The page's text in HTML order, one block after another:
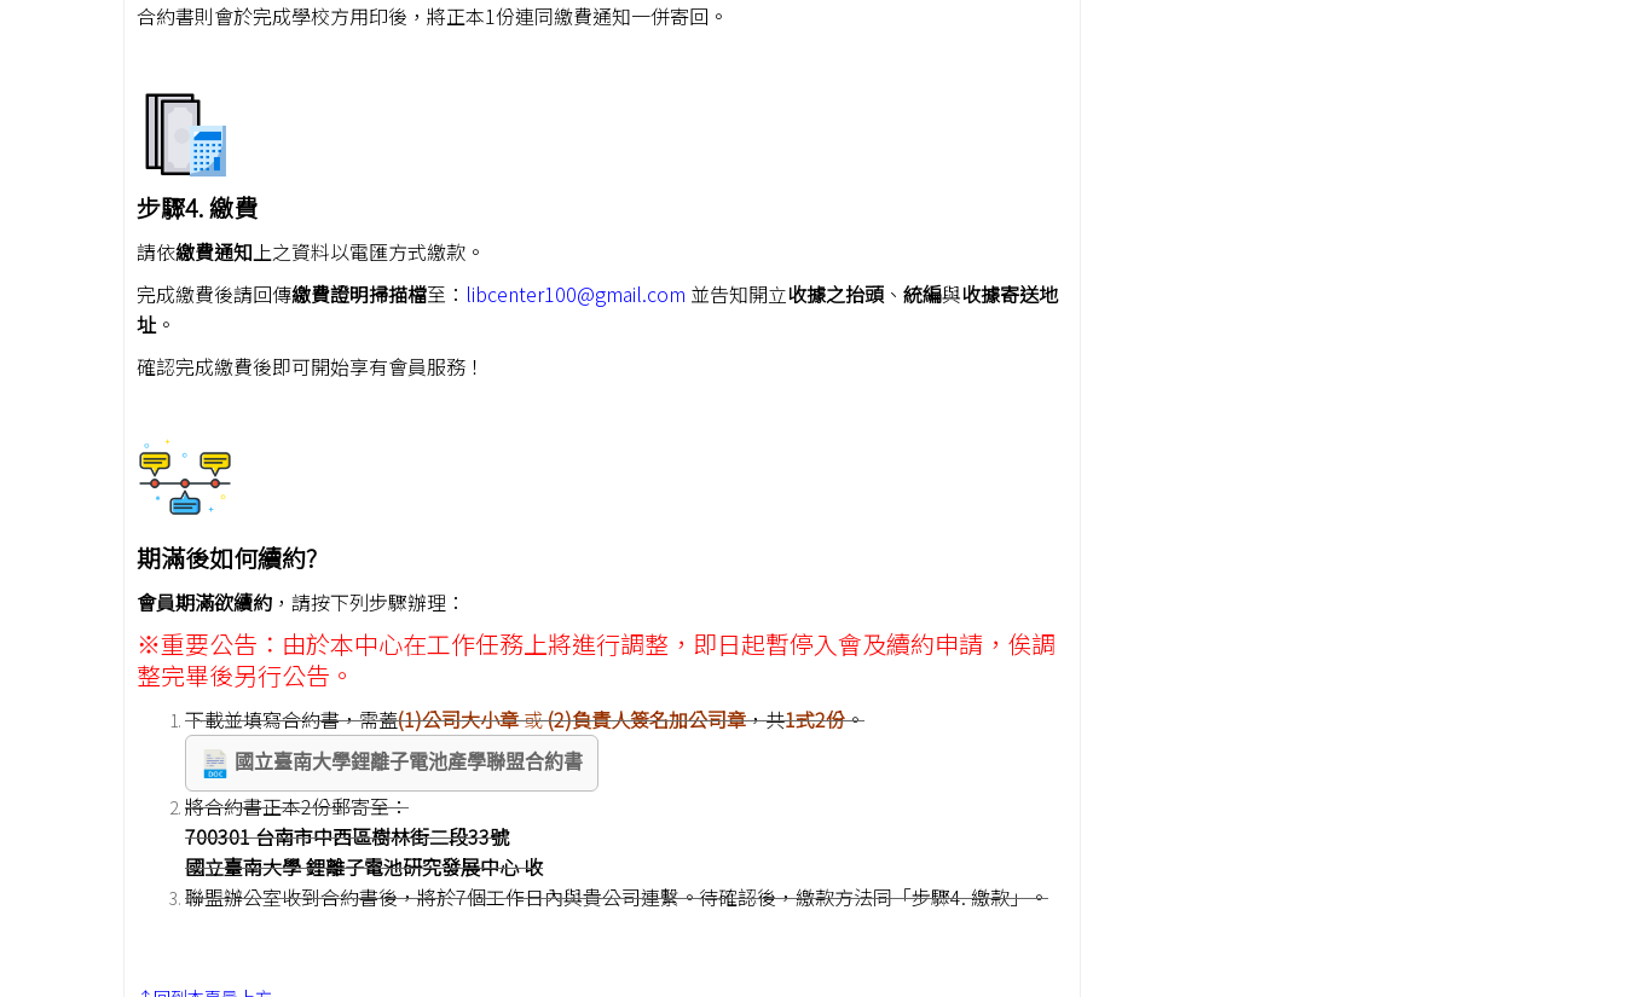
合約書則會於完成學校方用印後，將正本1份連同繳費通知一併寄回。
步驟4. 繳費
請依繳費通知上之資料以電匯方式繳款。
完成繳費後請回傳繳費證明掃描檔至： libcenter100@gmail.com 並告知開立收據之抬頭 、 統編與收據寄送地
址。
確認完成繳費後即可開始享有會員服務！
期滿後如何續約?
會員期滿欲續約 ，請按下列步驟辦理：
※重要公告：由於本中心在工作任務上將進行調整，即日起暫停入會及續約申請，俟調
整完畢後另行公告。
下載並填寫合約書，需蓋(1)公司大小章或(2)負責人簽名加公司章，共1式2份。
國立臺南大學鋰離子電池產學聯盟合約書
將合約書正本2份郵寄至：
700301 台南市中西區樹林街二段33號
國立臺南大學 鋰離子電池研究發展中心 收
聯盟辦公室收到合約書後，將於7個工作日內與貴公司連繫。待確認後，繳款方法同「步驟4. 繳款」。